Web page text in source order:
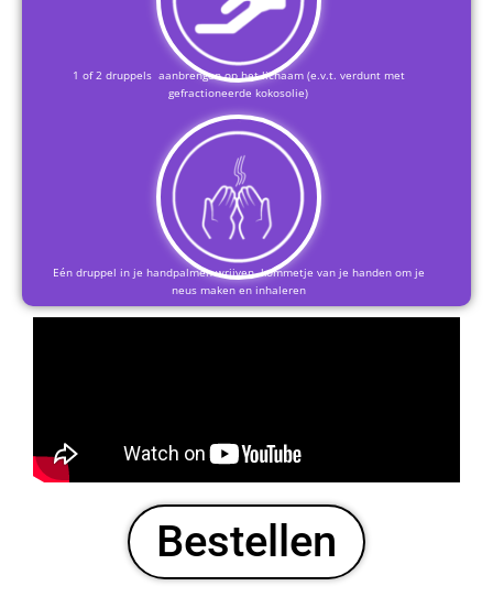
1 of 2 druppels aanbrengen op het lichaam (e.v.t. verdunt met
gefractioneerde kokosolie)
Eén druppel in je handpalmen wrijven, kommetje van je handen om je
neus maken en inhaleren
Bestellen